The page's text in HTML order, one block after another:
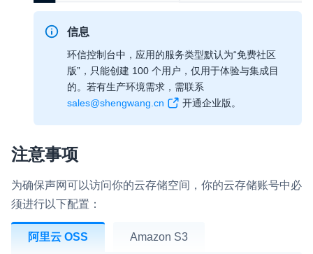
信息
环信控制台中，应用的服务类型默认为“免费社区
版”，只能创建 100 个用户，仅用于体验与集成目
的。若有生产环境需求，需联系
sales@shengwang.cn
开通企业版。
注意事项
为确保声网可以访问你的云存储空间，你的云存储账号中必
须进行以下配置：
阿里云 OSS Amazon S3